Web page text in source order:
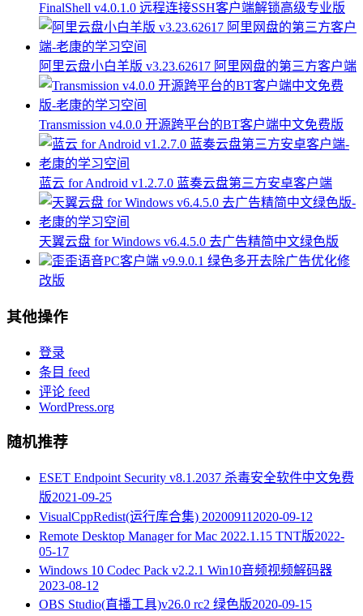
FinalShell v4.0.1.0 远程连接SSH客户端解锁高级专业版
阿里云盘小白羊版 v3.23.62617 阿里网盘的第三方客户端
Transmission v4.0.0 开源跨平台的BT客户端中文免费版
蓝云 for Android v1.2.7.0 蓝奏云盘第三方安卓客户端
天翼云盘 for Windows v6.4.5.0 去广告精简中文绿色版
歪歪语音PC客户端 v9.9.0.1 绿色多开去除广告优化修
改版
其他操作
登录
条目 feed
评论 feed
WordPress.org
随机推荐
ESET Endpoint Security v8.1.2037 杀毒安全软件中文免费
版2021-09-25
VisualCppRedist(运行库合集) 20200911 2020-09-12
Remote Desktop Manager for Mac 2022.1.15 TNT版2022-
05-17
Windows 10 Codec Pack v2.2.1 Win10音频视频解码器
2023-08-12
OBS Studio(直播工具)v26.0 rc2 绿色版2020-09-15